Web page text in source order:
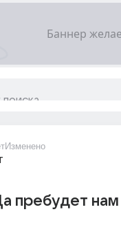
Изменено
пребудет